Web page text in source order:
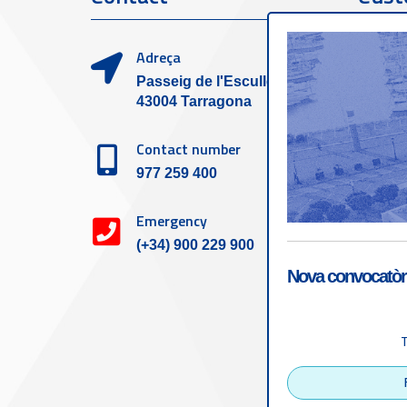
Adreça
Passeig de l'Escullera s/n,
43004 Tarragona
Contact number
977 259 400
Emergency
(+34) 900 229 900
Tarragona Port
Nova